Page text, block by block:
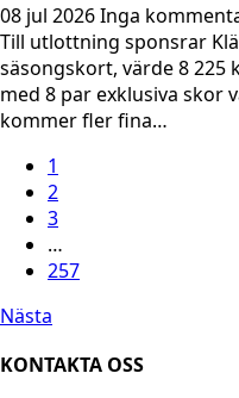
08 jul 2026Inga
Till utlottning sponsrar
säsongskort, värde 8
med 8 par exklusiva skor
kommer fler fina…
1
2
3
…
257
Nästa
KONTAKTA OSS